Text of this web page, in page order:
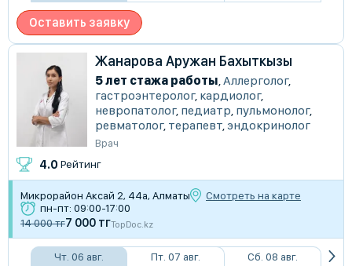
Оставить заявку
Жанарова Аружан Бахыткызы
5 лет стажа работы,Аллерголог,
гастроэнтеролог, кардиолог,
невропатолог, педиатр, пульмонолог,
ревматолог, терапевт, эндокринолог
Врач
4.0 Рейтинг
Микрорайон Аксай 2, 44а, Алматы
Смотреть на карте
пн-пт: 09:00-17:00
14 000 тг7 000 тгTopDoc.kz
Чт. 06 авг. Пт. 07 авг. Сб. 08 авг.